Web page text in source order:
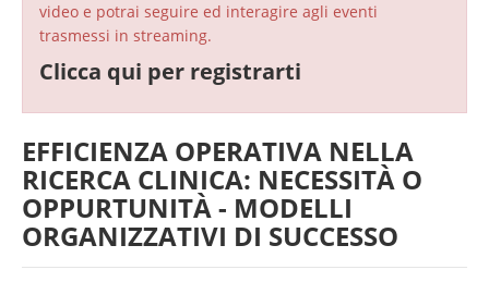
video e potrai seguire ed interagire agli eventi
trasmessi in streaming.
Clicca qui per registrarti
EFFICIENZA OPERATIVA NELLA
RICERCA CLINICA: NECESSITÀ O
OPPURTUNITÀ - MODELLI
ORGANIZZATIVI DI SUCCESSO